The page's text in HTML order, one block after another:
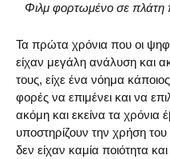
Φιλμ φορτωμένο σε πλάτη
Τα πρώτα χρόνια που οι
είχαν μεγάλη ανάλυση και
τους, είχε ένα νόημα
φορές να επιμένει και να
ακόμη και εκείνα τα
υποστηρίζουν την χρήση
δεν είχαν καμία ποιότητα